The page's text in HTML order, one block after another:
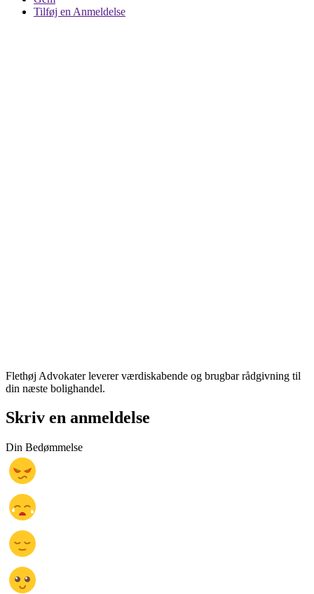
Tilføj en Anmeldelse
Flethøj Advokater leverer værdiskabende og brugbar rådgivning til
din næste bolighandel.
Skriv en anmeldelse
Din Bedømmelse